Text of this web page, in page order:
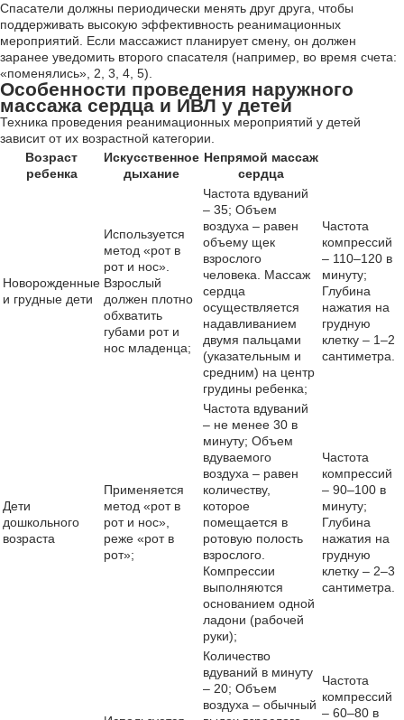
Спасатели должны периодически менять друг друга, чтобы
поддерживать высокую эффективность реанимационных
мероприятий. Если массажист планирует смену, он должен
заранее уведомить второго спасателя (например, во время счета:
«поменялись», 2, 3, 4, 5).
Особенности проведения наружного
массажа сердца и ИВЛ у детей
Техника проведения реанимационных мероприятий у детей
зависит от их возрастной категории.
Возраст
ребенка
Искусственное
дыхание
Непрямой массаж
сердца
Новорожденные
и грудные дети
Используется
метод «рот в
рот и нос».
Взрослый
должен плотно
обхватить
губами рот и
нос младенца;
Частота вдуваний
– 35; Объем
воздуха – равен
объему щек
взрослого
человека. Массаж
сердца
осуществляется
надавливанием
двумя пальцами
(указательным и
средним) на центр
грудины ребенка;
Частота
компрессий
– 110–120 в
минуту;
Глубина
нажатия на
грудную
клетку – 1–2
сантиметра.
Дети
дошкольного
возраста
Применяется
метод «рот в
рот и нос»,
реже «рот в
рот»;
Частота вдуваний
– не менее 30 в
минуту; Объем
вдуваемого
воздуха – равен
количеству,
которое
помещается в
ротовую полость
взрослого.
Компрессии
выполняются
основанием одной
ладони (рабочей
руки);
Частота
компрессий
– 90–100 в
минуту;
Глубина
нажатия на
грудную
клетку – 2–3
сантиметра.
Количество
вдуваний в минуту
– 20; Объем
воздуха – обычный
Частота
компрессий
– 60–80 в